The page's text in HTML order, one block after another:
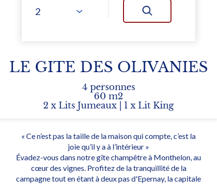
LE GITE DES OLIVANIES
4 personnes
60 m2
2 x Lits Jumeaux
1 x Lit King
« Ce n’est pas la taille de la maison qui compte, c’est la
joie qu’il y a à l’intérieur »
Évadez-vous dans notre gîte champêtre à Monthelon, au
cœur des vignes. Profitez de la tranquillité de la
campagne tout en étant à deux pas d'Epernay, la capitale